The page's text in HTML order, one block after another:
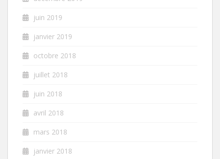
juin 2019
janvier 2019
octobre 2018
juillet 2018
juin 2018
avril 2018
mars 2018
janvier 2018